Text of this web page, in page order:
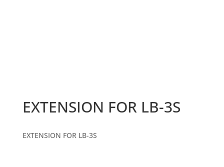
EXTENSION FOR LB-3S
EXTENSION FOR LB-3S